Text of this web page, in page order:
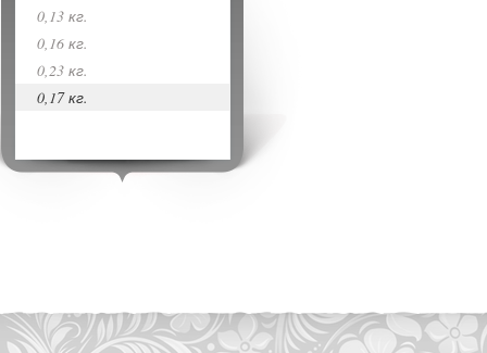
0,13 кг.
0,16 кг.
0,23 кг.
0,17 кг.